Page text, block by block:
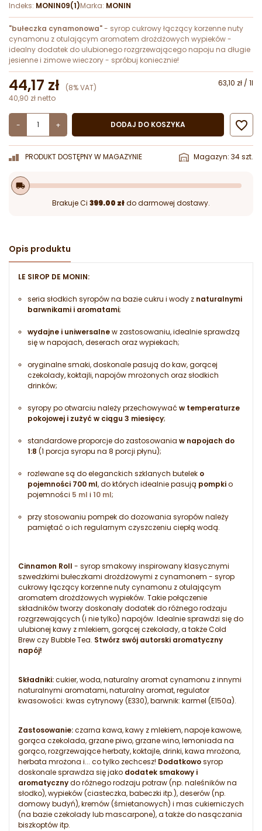
Indeks: MONIN09(1)Marka: MONIN
"bułeczka cynamonowa"- syrop cukrowy łączący korzenne nuty
cynamonu z otulającym aromatem drożdżowych wypieków -
idealny dodatek do ulubionego rozgrzewającego napoju na długie
jesienne i zimowe wieczory - spróbuj koniecznie!
44,17 zł (8% VAT)
63,10 zł / 1l
40,90 zł netto
- + DODAJ DO KOSZYKA 
PRODUKT DOSTĘPNY W MAGAZYNIE Magazyn: 34 szt.
local_shipping
Brakuje Ci 399.00 złdo darmowej dostawy.
Opis produktu
LE SIROP DE MONIN:
seria słodkich syropów na bazie cukru i wody z naturalnymi
barwnikami i aromatami;
wydajne i uniwersalnew zastosowaniu, idealnie sprawdzą
się w napojach, deserach oraz wypiekach;
oryginalne smaki, doskonale pasują do kaw, gorącej
czekolady, koktajli, napojów mrożonych oraz słodkich
drinków;
syropy po otwarciu należy przechowywać w temperaturze
pokojowej i zużyć w ciągu 3 miesięcy;
standardowe proporcje do zastosowania w napojach do
1:8 (1 porcja syropu na 8 porcji płynu);
rozlewane są do eleganckich szklanych butelek o
pojemności 700 ml, do których idealnie pasują pompkio
pojemności 5 ml i 10 ml;
przy stosowaniu pompek do dozowania syropów należy
pamiętać o ich regularnym czyszczeniu ciepłą wodą.
Cinnamon Roll - syrop smakowy inspirowany klasycznymi
szwedzkimi bułeczkami drożdżowymi z cynamonem - syrop
cukrowy łączący korzenne nuty cynamonu z otulającym
aromatem drożdżowych wypieków. Takie połączenie
składników tworzy doskonały dodatek do różnego rodzaju
rozgrzewających (i nie tylko) napojów. Idealnie sprawdzi się do
ulubionej kawy z mlekiem, gorącej czekolady, a także Cold
Brew czy Bubble Tea. Stwórz swój autorski aromatyczny
napój!
Składniki:cukier, woda, naturalny aromat cynamonu z innymi
naturalnymi aromatami, naturalny aromat, regulator
kwasowości: kwas cytrynowy (E330), barwnik: karmel (E150a).
Zastosowanie:czarna kawa, kawy z mlekiem, napoje kawowe,
gorąca czekolada, grzane piwo, grzane wino, lemoniada na
gorąco, rozgrzewające herbaty, koktajle, drinki, kawa mrożona,
herbata mrożona i... co tylko zechcesz! Dodatkowosyrop
doskonale sprawdza się jako dodatek smakowy i
aromatycznydo różnego rodzaju potraw (np. naleśników na
słodko), wypieków (ciasteczka, babeczki itp.), deserów (np.
domowy budyń), kremów (śmietanowych) i mas cukierniczych
(na bazie czekolady lub mascarpone), a także do nasączania
biszkoptów itp.